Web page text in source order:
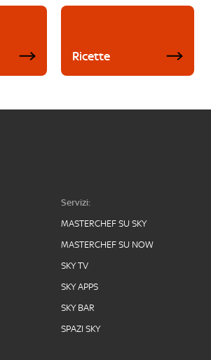
Ricette
Servizi:
MASTERCHEF SU SKY
MASTERCHEF SU NOW
SKY TV
SKY APPS
SKY BAR
SPAZI SKY